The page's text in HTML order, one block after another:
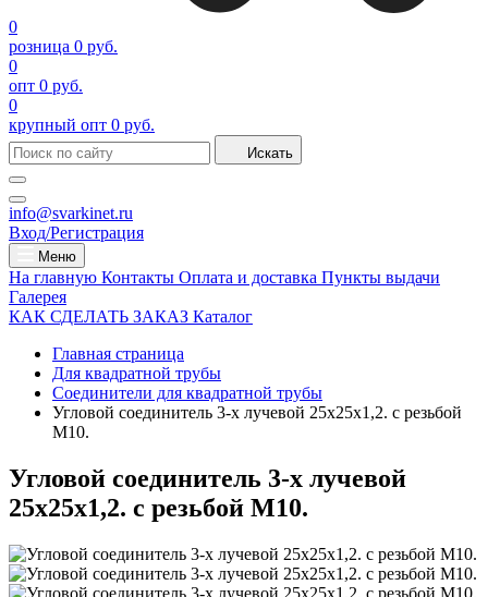
0
розница 0 руб.
0
опт 0 руб.
0
крупный опт 0 руб.
Искать
info@svarkinet.ru
Вход/Регистрация
Меню
На главную Контакты Оплата и доставка Пункты выдачи
Галерея
КАК СДЕЛАТЬ ЗАКАЗ Каталог
Главная страница
Для квадратной трубы
Соединители для квадратной трубы
Угловой соединитель 3-х лучевой 25х25х1,2. с резьбой
М10.
Угловой соединитель 3-х лучевой
25х25х1,2. с резьбой М10.